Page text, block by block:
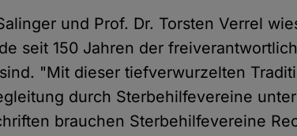
und Prof. Dr. Torsten Verrel
seit 150 Jahren der
"Mit dieser tiefverwurzelten
durch Sterbehilfevereine
brauchen Sterbehilfevereine